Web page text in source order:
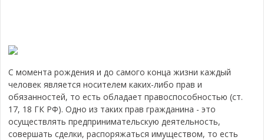
С момента рождения и до самого конца жизни каждый
человек является носителем каких-либо прав и
обязанностей, то есть обладает правоспособностью (ст.
17, 18 ГК РФ).Одно из таких прав гражданина - это
осуществлять предпринимательскую деятельность,
совершать сделки, распоряжаться имуществом, то есть